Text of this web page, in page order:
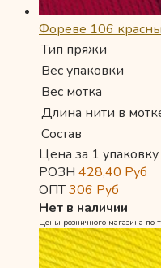
Фореве 106
Тип пряжи
Вес упаковки
Вес мотка
Длина нити в
Состав
Цена за 1
РОЗН 428,40 Руб
ОПТ306 Руб
Нет в наличии
Цены розничного магазина